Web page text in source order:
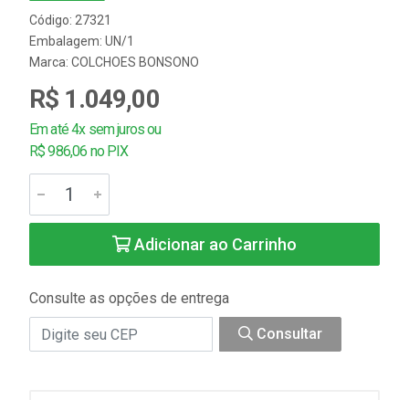
Código: 27321
Embalagem: UN/1
Marca: COLCHOES BONSONO
R$ 1.049,00
Em até 4x sem juros ou
R$ 986,06 no PIX
Adicionar ao Carrinho
Consulte as opções de entrega
Consultar